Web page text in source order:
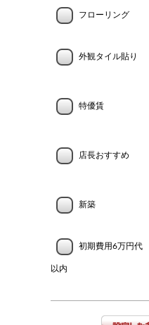
フローリング
外観タイル貼り
特優賃
店長おすすめ
新築
初期費用6万円代
以内